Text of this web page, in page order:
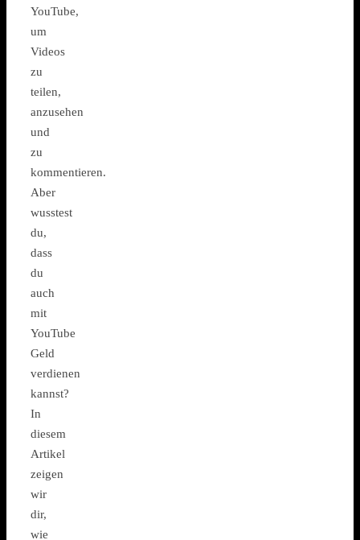
YouTube,
um
Videos
zu
teilen,
anzusehen
und
zu
kommentieren.
Aber
wusstest
du,
dass
du
auch
mit
YouTube
Geld
verdienen
kannst?
In
diesem
Artikel
zeigen
wir
dir,
wie